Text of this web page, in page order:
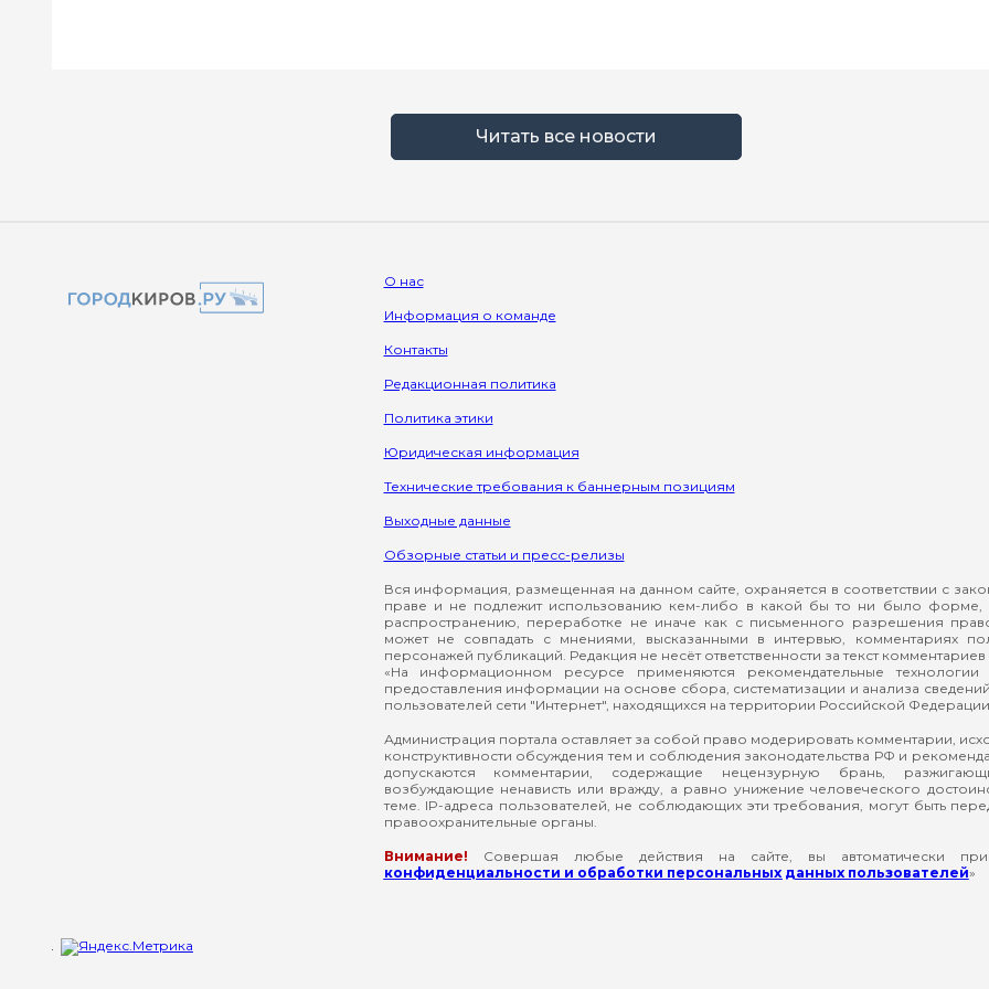
Читать все новости
О нас
Информация о команде
Контакты
Редакционная политика
Политика этики
Юридическая информация
Технические требования к баннерным позициям
Выходные данные
Обзорные статьи и пресс-релизы
Вся информация, размещенная на данном сайте, охраняется в соответствии с
праве и не подлежит использованию кем-либо в какой бы то ни было форме,
распространению, переработке не иначе как с письменного разрешения
может не совпадать с мнениями, высказанными в интервью, комментариях
персонажей публикаций. Редакция не несёт ответственности за текст комментариев
«На информационном ресурсе применяются рекомендательные технологии
предоставления информации на основе сбора, систематизации и анализа
пользователей сети "Интернет", находящихся на территории Российской
Администрация портала оставляет за собой право модерировать комментарии,
конструктивности обсуждения тем и соблюдения законодательства РФ и
допускаются комментарии, содержащие нецензурную брань,
возбуждающие ненависть или вражду, а равно унижение человеческого
теме. IP-адреса пользователей, не соблюдающих эти требования, могут быть
правоохранительные органы.
Внимание! Совершая любые действия на сайте, вы автоматически
конфиденциальности и обработки персональных данных пользователей»